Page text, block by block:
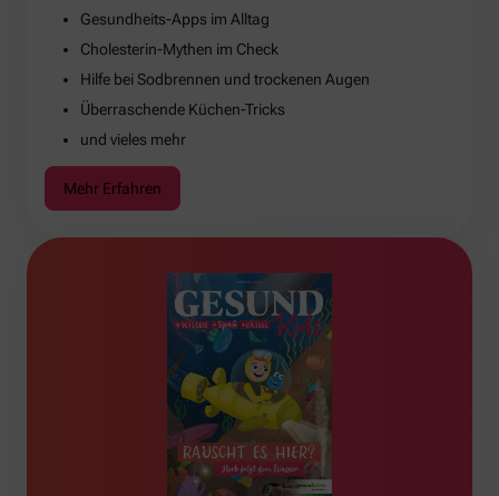
Gesundheits-Apps im Alltag
Cholesterin-Mythen im Check
Hilfe bei Sodbrennen und trockenen Augen
Überraschende Küchen-Tricks
und vieles mehr
Mehr Erfahren